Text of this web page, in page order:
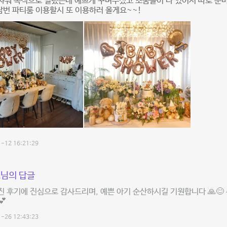
번 파티룸 이용할시 또 이용하러 올게요~~!
12 16:21:29
의 답글
후기에 진심으로 감사드리며, 예쁜 아기 순산하시길 기원합니다 🙏😊
26 12:43:23